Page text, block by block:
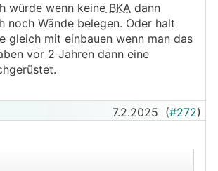
würde wenn keine BKA dann
noch Wände belegen. Oder halt
gleich mit einbauen wenn man das
vor 2 Jahren dann eine
7.2.2025 (#272)